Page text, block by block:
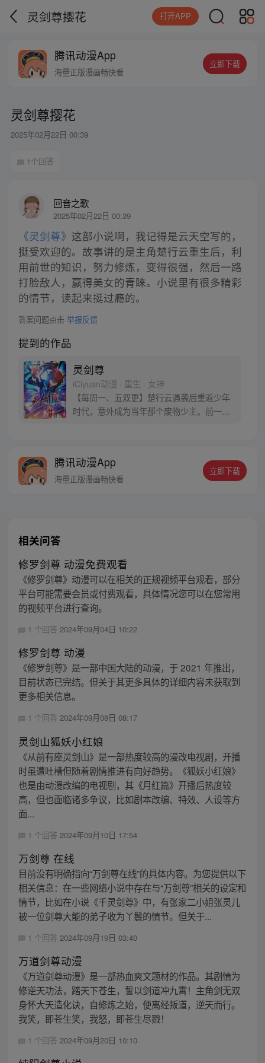
灵剑尊撄花 打开APP
腾讯动漫App
海量正版漫画畅快看
立即下载
灵剑尊撄花
2025年02月22日 00:39
1个回答
回音之歌
2025年02月22日 00:39
《灵剑尊》 这部小说啊，我记得是云天空写的，
挺受欢迎的。故事讲的是主角楚行云重生后，利
用前世的知识，努力修炼，变得很强，然后一路
打脸敌人，赢得美女的青睐。小说里有很多精彩
的情节，读起来挺过瘾的。
答案问题点击 举报反馈
提到的作品
灵剑尊
iCiyuan动漫 · 重生 · 女神
【每周一、五双更】楚行云遇袭后重返少年
时代，意外成为当年那个废物少主。前一
主如何闯荡大陆、遭奇遇，成为叱咤风云的
至尊天帝。（漫画粉丝群：534222491）
腾讯动漫App
海量正版漫画畅快看
立即下载
相关问答
修罗剑尊 动漫免费观看
《修罗剑尊》动漫可以在相关的正规视频平台观看，部分
平台可能需要会员或付费观看，具体情况您可以在您常用
的视频平台进行查询。
1 个回答 2024年09月04日 10:22
修罗剑尊 动漫
《修罗剑尊》是一部中国大陆的动漫，于 2021 年推出，
目前状态已完结。但关于其更多具体的详细内容未获取到
更多相关信息。
1 个回答 2024年09月08日 08:17
灵剑山狐妖小红娘
《从前有座灵剑山》是一部热度较高的漫改电视剧，开播
时虽遭吐槽但随着剧情推进有向好趋势。《狐妖小红娘》
也是由动漫改编的电视剧，其《月红篇》开播后热度较
高，但也面临诸多争议，比如剧本改编、特效、人设等方
面...
1 个回答 2024年09月10日 17:54
万剑尊 在线
目前没有明确指向“万剑尊在线”的具体内容。为您提供以下
相关信息：在一些网络小说中存在与“万剑尊”相关的设定和
情节，比如在小说《千灵剑尊》中，有张家二小姐张灵儿
被一位剑尊大能的弟子收为丫鬟的情节。但关于...
1 个回答 2024年09月19日 03:40
万道剑尊动漫
《万道剑尊动漫》是一部热血爽文题材的作品。其剧情为
修逆天功法，踏天下苍生，誓以剑道冲九霄！主角剑无双
身怀大天造化诀，自修炼之始，便离经叛道，逆天而行。
我笑，即苍生笑，我怒，即苍生尽戮！
1 个回答 2024年09月20日 10:10